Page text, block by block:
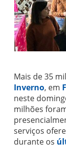
Mais de 35
Inverno, em
neste
milhões
serviços
durante os